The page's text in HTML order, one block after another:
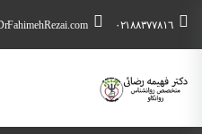
٠٢١٨٨٣٧٧٨١٦